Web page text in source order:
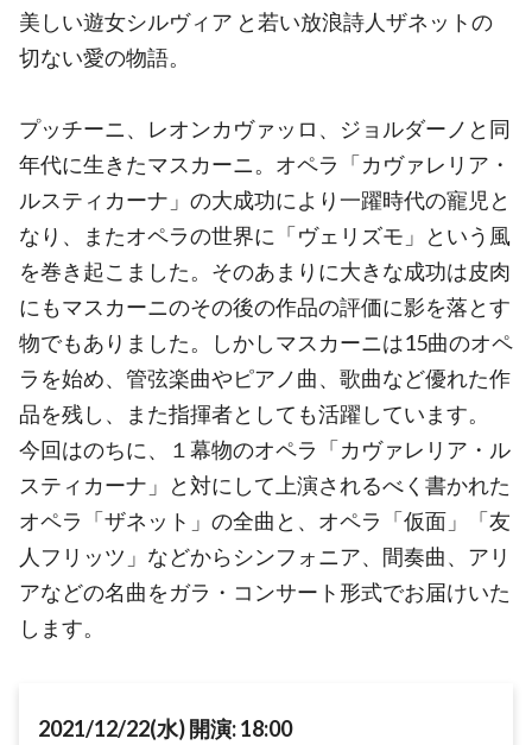
美しい遊女シルヴィア と若い放浪詩人ザネットの
切ない愛の物語。
プッチーニ、レオンカヴァッロ、ジョルダーノと同
年代に生きたマスカーニ。オペラ「カヴァレリア・
ルスティカーナ」の大成功により一躍時代の寵児と
なり、またオペラの世界に「ヴェリズモ」という風
を巻き起こました。そのあまりに大きな成功は皮肉
にもマスカーニのその後の作品の評価に影を落とす
物でもありました。しかしマスカーニは15曲のオペ
ラを始め、管弦楽曲やピアノ曲、歌曲など優れた作
品を残し、また指揮者としても活躍しています。
今回はのちに、１幕物のオペラ「カヴァレリア・ル
スティカーナ」と対にして上演されるべく書かれた
オペラ「ザネット」の全曲と、オペラ「仮面」「友
人フリッツ」などからシンフォニア、間奏曲、アリ
アなどの名曲をガラ・コンサート形式でお届けいた
します。
2021/12/22(水) 開演: 18:00